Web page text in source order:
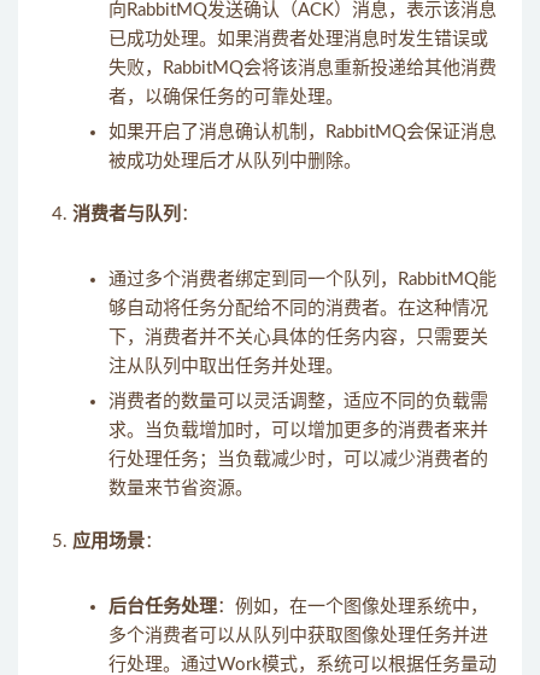
向RabbitMQ发送确认（ACK）消息，表示该消息
已成功处理。如果消费者处理消息时发生错误或
失败，RabbitMQ会将该消息重新投递给其他消费
者，以确保任务的可靠处理。
如果开启了消息确认机制，RabbitMQ会保证消息
被成功处理后才从队列中删除。
消费者与队列 ：
通过多个消费者绑定到同一个队列，RabbitMQ能
够自动将任务分配给不同的消费者。在这种情况
下，消费者并不关心具体的任务内容，只需要关
注从队列中取出任务并处理。
消费者的数量可以灵活调整，适应不同的负载需
求。当负载增加时，可以增加更多的消费者来并
行处理任务；当负载减少时，可以减少消费者的
数量来节省资源。
应用场景：
后台任务处理：例如，在一个图像处理系统中，
多个消费者可以从队列中获取图像处理任务并进
行处理。通过Work模式，系统可以根据任务量动